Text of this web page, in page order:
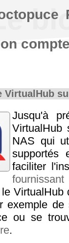
VirtualHub
Jusqu'à
VirtualHub
NAS qui
supportés
faciliter
VirtualHub
exemple de
ou se
.
compte